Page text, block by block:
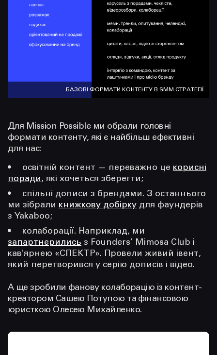
БАЗОВІ ФОРМАТИ КОНТЕНТУ В SMM СТРАТЕГІЇ.
Для Mission Possible ми обрали головні
формати контенту, які є найбільш ефективні
для нас:
освітній контент — переважно це корисні
поради, які хочеться зберегти;
спільні дописи з брендами. З останнього
ми зібрали книжкову добірку для фаундерів
з Yakaboo;
колаборації. Наприклад, ми
запартнерились з Founders’ Mimosa Club і
кавʼярнею «СПЕКТР». Провели живий івент,
який перетворився у серію дописів і відео.
А ще зробили фанову колаборацію із контент-
креатором Сашею Потупою та фінансовою
юристкою Олесею Михайленко.